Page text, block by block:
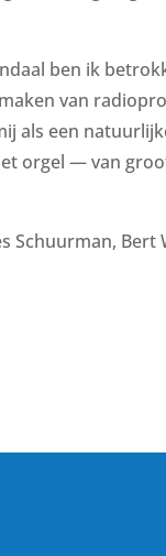
ben ik
van
als een
orgel — van
Schuurman,